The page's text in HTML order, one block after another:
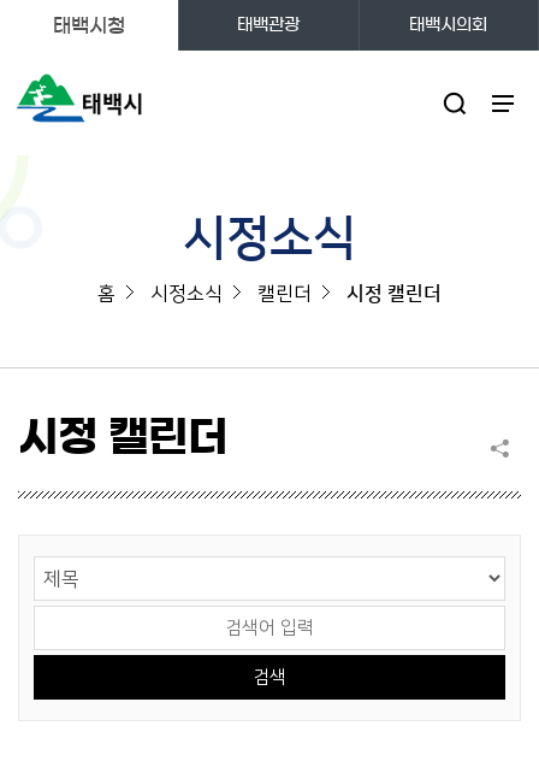
태백시청 태백관광 태백시의회
시정소식
홈 시정소식 캘린더 시정 캘린더
시정 캘린더